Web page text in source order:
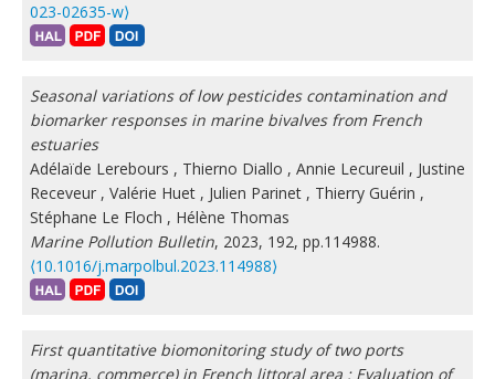
023-02635-w⟩
Seasonal variations of low pesticides contamination and
biomarker responses in marine bivalves from French
estuaries
Adélaïde Lerebours , Thierno Diallo , Annie Lecureuil , Justine
Receveur , Valérie Huet , Julien Parinet , Thierry Guérin ,
Stéphane Le Floch , Hélène Thomas
Marine Pollution Bulletin, 2023, 192, pp.114988.
⟨10.1016/j.marpolbul.2023.114988⟩
First quantitative biomonitoring study of two ports
(marina, commerce) in French littoral area : Evaluation of